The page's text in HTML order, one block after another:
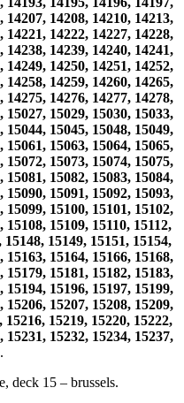
14207, 14208, 14210, 14213,
14221, 14222, 14227, 14228,
14238, 14239, 14240, 14241,
14249, 14250, 14251, 14252,
14258, 14259, 14260, 14265,
14275, 14276, 14277, 14278,
15027, 15029, 15030, 15033,
15044, 15045, 15048, 15049,
15061, 15063, 15064, 15065,
15072, 15073, 15074, 15075,
15081, 15082, 15083, 15084,
15090, 15091, 15092, 15093,
15099, 15100, 15101, 15102,
15108, 15109, 15110, 15112,
15148, 15149, 15151, 15154,
15163, 15164, 15166, 15168,
15179, 15181, 15182, 15183,
15194, 15196, 15197, 15199,
15206, 15207, 15208, 15209,
15216, 15219, 15220, 15222,
15231, 15232, 15234, 15237,
.
deck 15 – brussels.